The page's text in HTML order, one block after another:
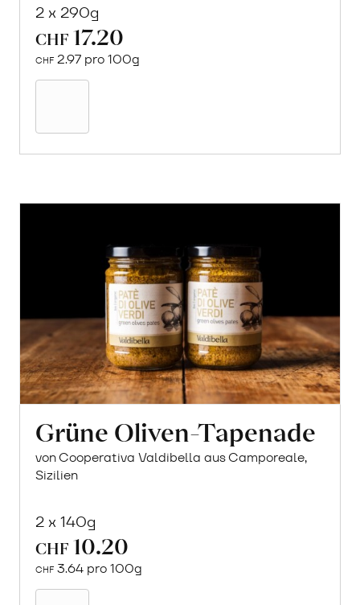
2 x 290g
CHF 17.20
CHF 2.97 pro 100g
Grüne Oliven-Tapenade
von Cooperativa Valdibella aus Camporeale,
Sizilien
2 x 140g
CHF 10.20
CHF 3.64 pro 100g